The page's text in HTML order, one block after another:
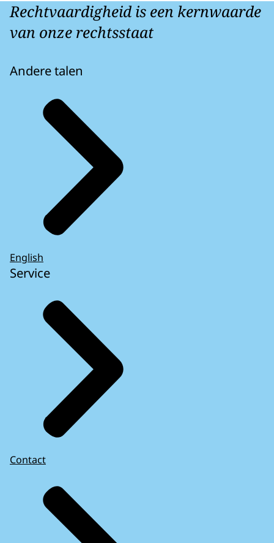
Rechtvaardigheid is een kernwaarde
van onze rechtsstaat
Andere talen
English
Service
Contact